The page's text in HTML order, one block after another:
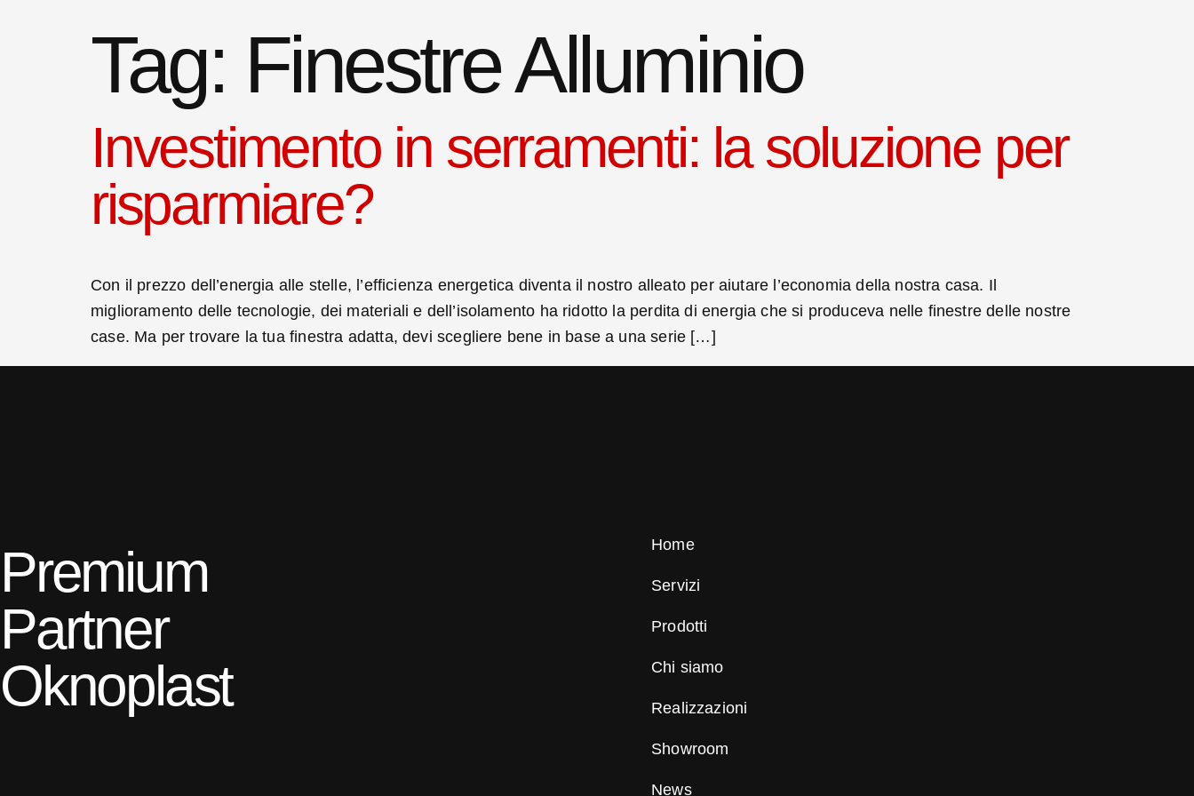
Tag: Finestre Alluminio
Investimento in serramenti: la soluzione per
risparmiare?
Con il prezzo dell’energia alle stelle, l’efficienza energetica diventa il nostro alleato per aiutare l’economia della nostra casa. Il
miglioramento delle tecnologie, dei materiali e dell’isolamento ha ridotto la perdita di energia che si produceva nelle finestre delle nostre
case. Ma per trovare la tua finestra adatta, devi scegliere bene in base a una serie […]
Premium
Partner
Oknoplast
Home
Servizi
Prodotti
Chi siamo
Realizzazioni
Showroom
News